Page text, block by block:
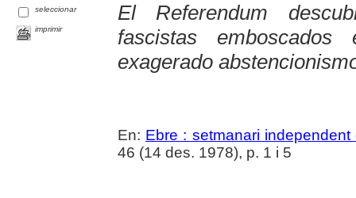
seleccionar
imprimir
El Referendum
fascistas
exagerado
En: Ebre : setmanari
46 (14 des. 1978), p. 1 i 5